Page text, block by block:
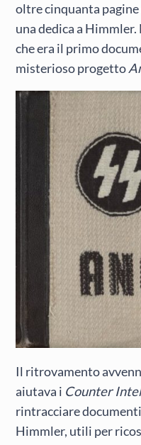
oltre cinquanta
una dedica a
che era il primo
misterioso progetto
Il ritrovamento
aiutava i Counter
rintracciare
Himmler, utili per